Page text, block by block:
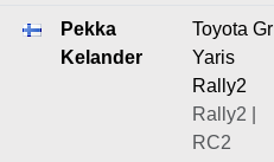
Pekka
Kelander
Toyota Gr
Yaris
Rally2
Rally2 |
RC2